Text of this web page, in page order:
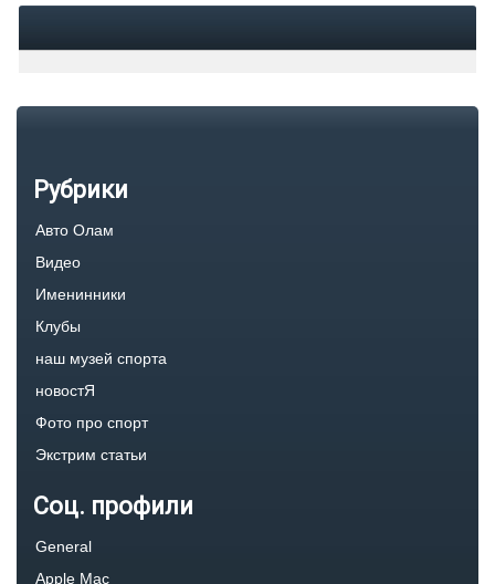
Рубрики
Авто Олам
Видео
Именинники
Клубы
наш музей спорта
новостЯ
Фото про спорт
Экстрим статьи
Соц. профили
General
Apple Mac